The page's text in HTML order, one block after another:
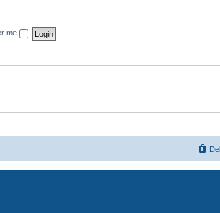
me